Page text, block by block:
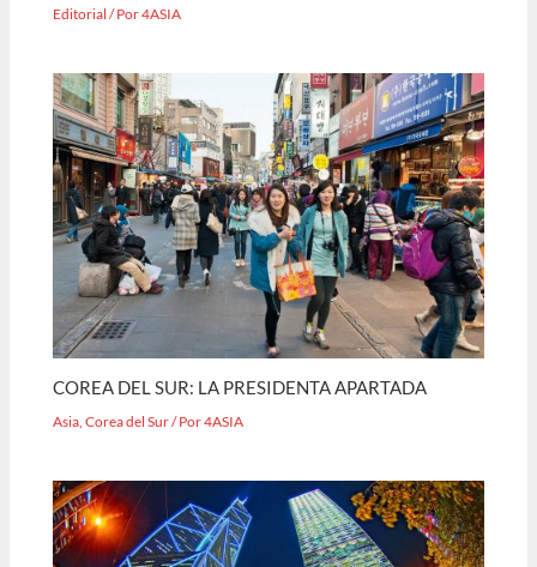
Editorial / Por4ASIA
COREA DEL SUR: LA PRESIDENTA APARTADA
Asia,Corea del Sur/ Por4ASIA